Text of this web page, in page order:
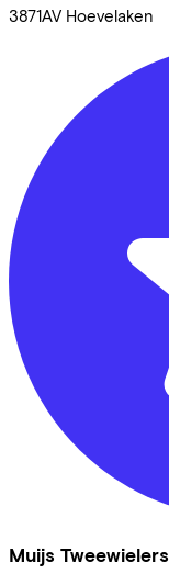
3871AV Hoevelaken
Muijs Tweewielers